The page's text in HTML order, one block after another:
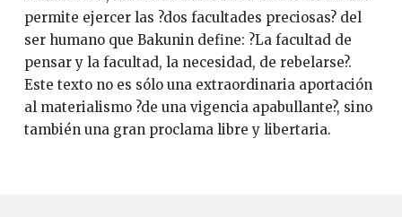
permite ejercer las ?dos facultades preciosas? del
ser humano que Bakunin define: ?La facultad de
pensar y la facultad, la necesidad, de rebelarse?.
Este texto no es sólo una extraordinaria aportación
al materialismo ?de una vigencia apabullante?, sino
también una gran proclama libre y libertaria.